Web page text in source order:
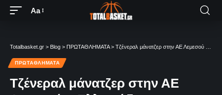
Aa
Totalbasket.gr > Blog > ΠΡΩΤΑΘΛΗΜΑΤΑ> Τζένεραλ μάνατζερ στην ΑΕ Λεμεσού ο Ελληνιάδης
ΠΡΩΤΑΘΛΗΜΑΤΑ
Τζένεραλ μάνατζερ στην ΑΕ